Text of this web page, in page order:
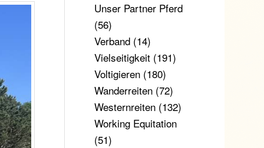
Unser Partner Pferd
(56)
Verband(14)
Vielseitigkeit(191)
Voltigieren(180)
Wanderreiten(72)
Westernreiten(132)
Working Equitation
(51)